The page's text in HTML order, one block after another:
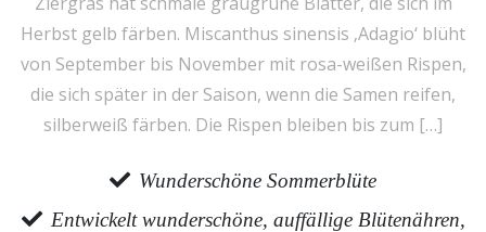
Herbst gelb färben. Miscanthus sinensis ‚Adagio‘ blüht
von September bis November mit rosa-weißen Rispen,
die sich später in der Saison, wenn die Samen reifen,
silberweiß färben. Die Rispen bleiben bis zum […]
Wunderschöne Sommerblüte
Entwickelt wunderschöne, auffällige Blütenähren,